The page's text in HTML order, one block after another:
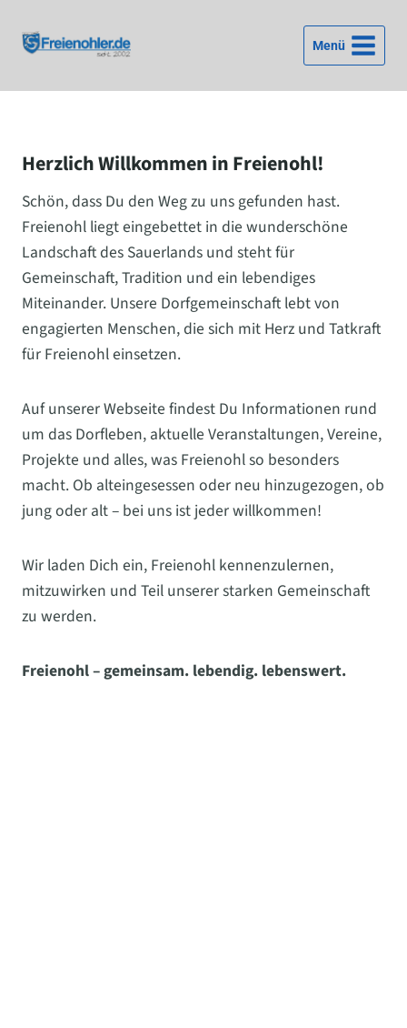
Inhalt
springen
Menü
Herzlich Willkommen in Freienohl!
Schön, dass Du den Weg zu uns gefunden hast.
Freienohl liegt eingebettet in die wunderschöne
Landschaft des Sauerlands und steht für
Gemeinschaft, Tradition und ein lebendiges
Miteinander. Unsere Dorfgemeinschaft lebt von
engagierten Menschen, die sich mit Herz und Tatkraft
für Freienohl einsetzen.
Auf unserer Webseite findest Du Informationen rund
um das Dorfleben, aktuelle Veranstaltungen, Vereine,
Projekte und alles, was Freienohl so besonders
macht. Ob alteingesessen oder neu hinzugezogen, ob
jung oder alt – bei uns ist jeder willkommen!
Wir laden Dich ein, Freienohl kennenzulernen,
mitzuwirken und Teil unserer starken Gemeinschaft
zu werden.
Freienohl – gemeinsam. lebendig. lebenswert.